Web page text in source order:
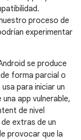
proceso de
experimentar
se produce
forma parcial o
para iniciar un
app vulnerable,
de nivel
extras de un
provocar que la